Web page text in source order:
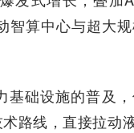
算中心与超大
基础设施的普及
路线，直接拉动